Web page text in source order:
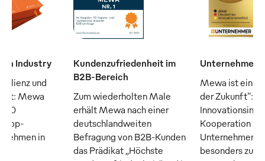
Industry
und
Mewa
50
Top-
in
Kundenzufriedenheit im
B2B-Bereich
Zum wiederholten Male
erhält Mewa nach einer
deutschlandweiten
Befragung von B2B-Kunden
das Prädikat „Höchste
Unternehmen
Mewa ist ein
der Zukunft":
Kooperation
Unternehmer
besonders